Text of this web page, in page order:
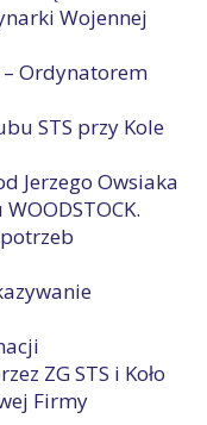
Wojennej
– Ordynatorem
STS przy Kole
Jerzego Owsiaka
ZG STS i Koło
Firmy